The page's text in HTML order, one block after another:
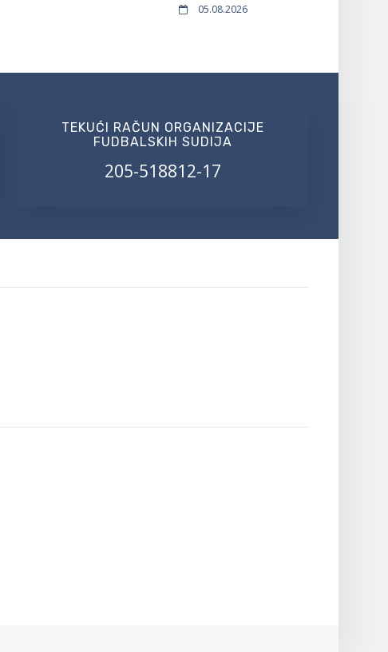
05.08.2026
TEKUĆI RAČUN ORGANIZACIJE
FUDBALSKIH SUDIJA
205-518812-17